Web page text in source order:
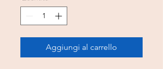
Aggiungi al carrello